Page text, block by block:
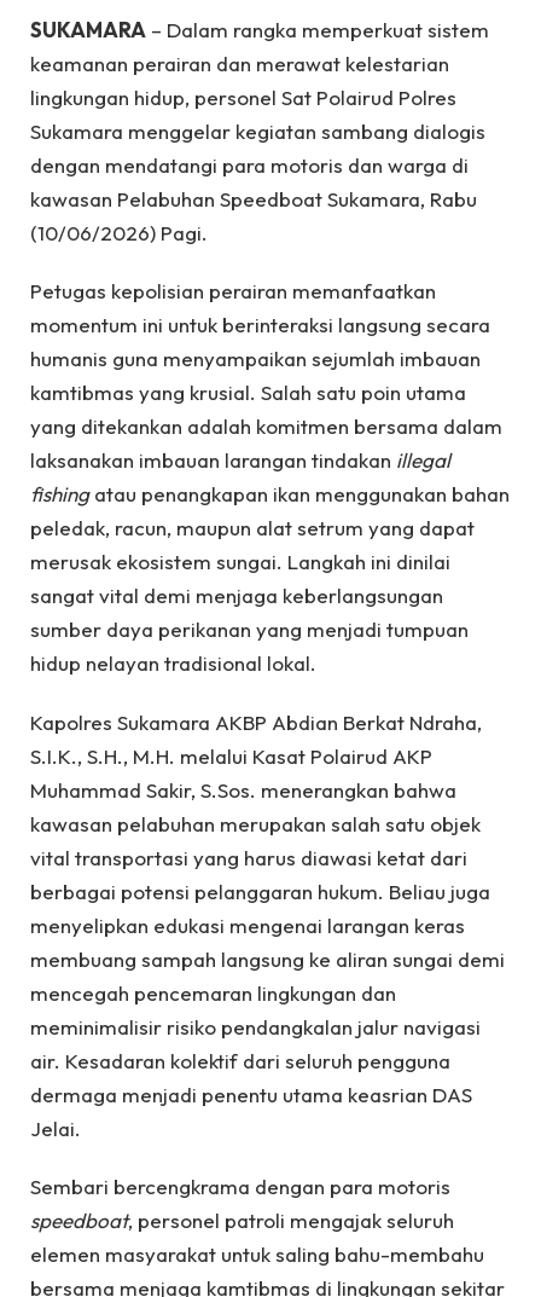
SUKAMARA – Dalam rangka memperkuat sistem
keamanan perairan dan merawat kelestarian
lingkungan hidup, personel Sat Polairud Polres
Sukamara menggelar kegiatan sambang dialogis
dengan mendatangi para motoris dan warga di
kawasan Pelabuhan Speedboat Sukamara, Rabu
(10/06/2026) Pagi.
Petugas kepolisian perairan memanfaatkan
momentum ini untuk berinteraksi langsung secara
humanis guna menyampaikan sejumlah imbauan
kamtibmas yang krusial. Salah satu poin utama
yang ditekankan adalah komitmen bersama dalam
laksanakan imbauan larangan tindakan illegal
fishingatau penangkapan ikan menggunakan bahan
peledak, racun, maupun alat setrum yang dapat
merusak ekosistem sungai. Langkah ini dinilai
sangat vital demi menjaga keberlangsungan
sumber daya perikanan yang menjadi tumpuan
hidup nelayan tradisional lokal.
Kapolres Sukamara AKBP Abdian Berkat Ndraha,
S.I.K., S.H., M.H. melalui Kasat Polairud AKP
Muhammad Sakir, S.Sos. menerangkan bahwa
kawasan pelabuhan merupakan salah satu objek
vital transportasi yang harus diawasi ketat dari
berbagai potensi pelanggaran hukum. Beliau juga
menyelipkan edukasi mengenai larangan keras
membuang sampah langsung ke aliran sungai demi
mencegah pencemaran lingkungan dan
meminimalisir risiko pendangkalan jalur navigasi
air. Kesadaran kolektif dari seluruh pengguna
dermaga menjadi penentu utama keasrian DAS
Jelai.
Sembari bercengkrama dengan para motoris
speedboat, personel patroli mengajak seluruh
elemen masyarakat untuk saling bahu-membahu
bersama menjaga kamtibmas di lingkungan sekitar